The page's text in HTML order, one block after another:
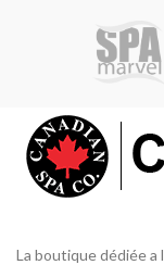
La boutique dédiée a